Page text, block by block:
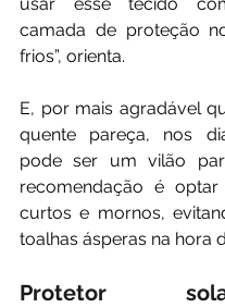
usar esse tecido
camada de proteção
frios”, orienta.
E, por mais agradável
quente pareça, nos
pode ser um vilão
recomendação é
curtos e mornos,
toalhas ásperas na hora
Protetor